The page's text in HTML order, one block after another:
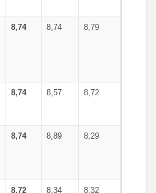
8,74 8,74 8,79
8,74 8,57 8,72
8,74 8,89 8,29
8,72 8,34 8,32